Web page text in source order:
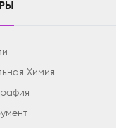
Химия